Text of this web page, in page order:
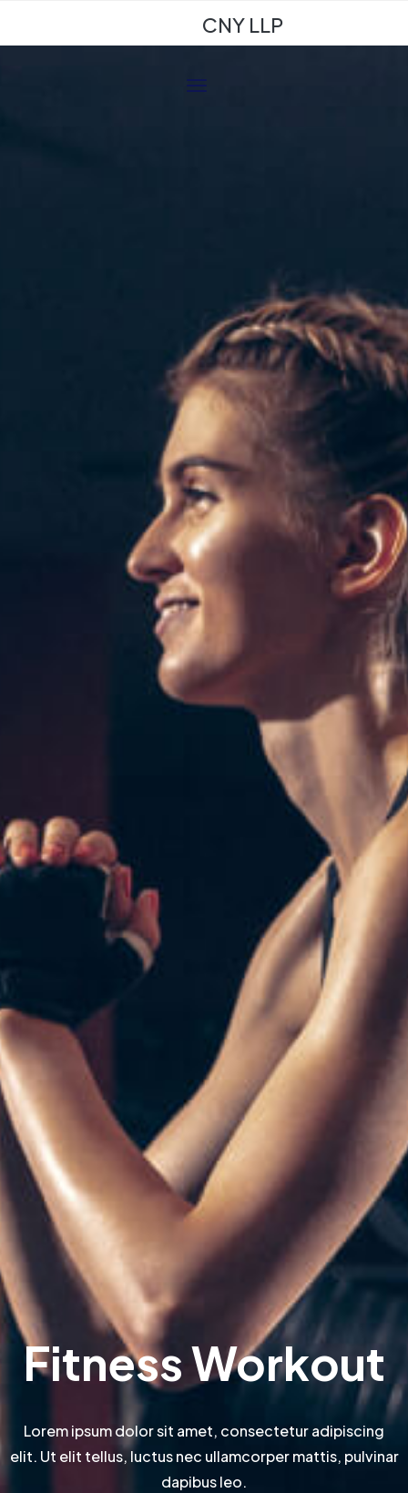
CNY LLP
Fitness Workout
Lorem ipsum dolor sit amet, consectetur adipiscing
elit. Ut elit tellus, luctus nec ullamcorper mattis, pulvinar
dapibus leo.